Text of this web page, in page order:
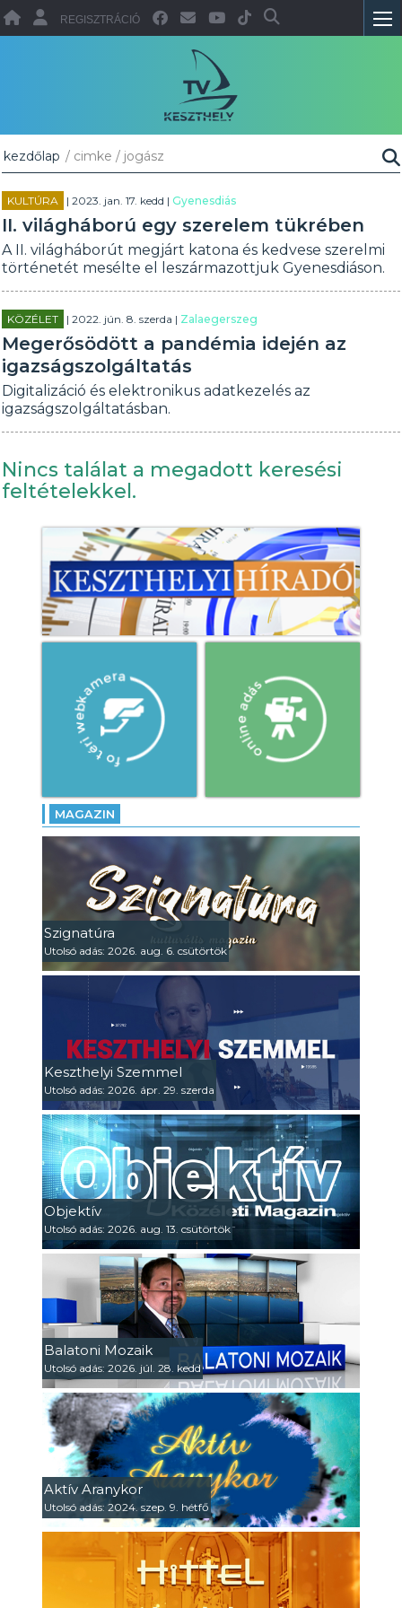
REGISZTRÁCIÓ
kezdőlap / cimke / jogász
KULTÚRA | 2023. jan. 17. kedd |Gyenesdiás
II. világháború egy szerelem tükrében
A II. világháborút megjárt katona és kedvese szerelmi
történetét mesélte el leszármazottjuk Gyenesdiáson.
KÖZÉLET | 2022. jún. 8. szerda | Zalaegerszeg
Megerősödött a pandémia idején az
igazságszolgáltatás
Digitalizáció és elektronikus adatkezelés az
igazságszolgáltatásban.
Nincs találat a megadott keresési
feltételekkel.
MAGAZIN
Szignatúra
Utolsó adás: 2026. aug. 6. csütörtök
Keszthelyi Szemmel
Utolsó adás: 2026. ápr. 29. szerda
Objektív
Utolsó adás: 2026. aug. 13. csütörtök
Balatoni Mozaik
Utolsó adás: 2026. júl. 28. kedd
Aktív Aranykor
Utolsó adás: 2024. szep. 9. hétfő